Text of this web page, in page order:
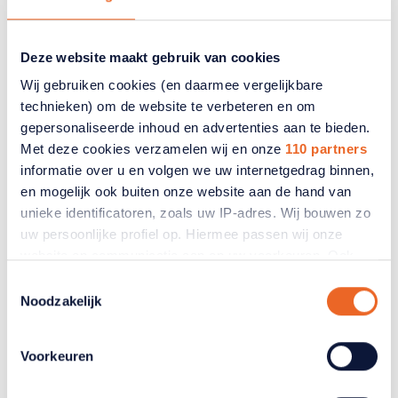
Deze website maakt gebruik van cookies
Wij gebruiken cookies (en daarmee vergelijkbare
technieken) om de website te verbeteren en om
gepersonaliseerde inhoud en advertenties aan te bieden.
Met deze cookies verzamelen wij en onze 110 partners
informatie over u en volgen we uw internetgedrag binnen,
en mogelijk ook buiten onze website aan de hand van
unieke identificatoren, zoals uw IP-adres. Wij bouwen zo
uw persoonlijke profiel op. Hiermee passen wij onze
van uw recente internetgedrag. Ook delen we mogelijk
partners voor social media, adverteren en analyse. Deze
partners kunnen deze gegevens combineren met andere
Noodzakelijk
Voorkeuren
naar het komende jaar waarin ze kennis willen
uitwisselen en initiatieven willen ontplooien op
het gebied van wonen en zorg voor ouderen,
interessante vergrijzingingsvraagstukken en het
houden van onderzoeken. Ook hopen ze elkaars
kennis in te kunnen zetten voor zorgpreventie.